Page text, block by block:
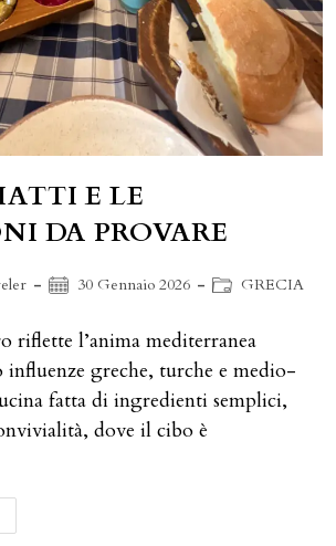
E LE
DA PROVARE
Articolo30 Gennaio 2026
Categoria
GRECIA
riflette l’anima mediterranea
influenze greche, turche e medio-
fatta di ingredienti semplici,
dove il cibo è